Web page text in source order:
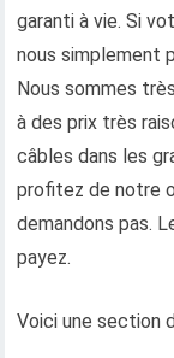
garanti à vie. Si
nous simplement
Nous sommes
à des prix très
câbles dans les
profitez de notre
demandons pas.
payez.
Voici une section